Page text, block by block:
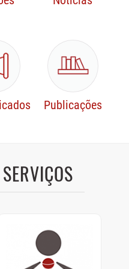
Publicações
Memoriais
Sustentações orais dos